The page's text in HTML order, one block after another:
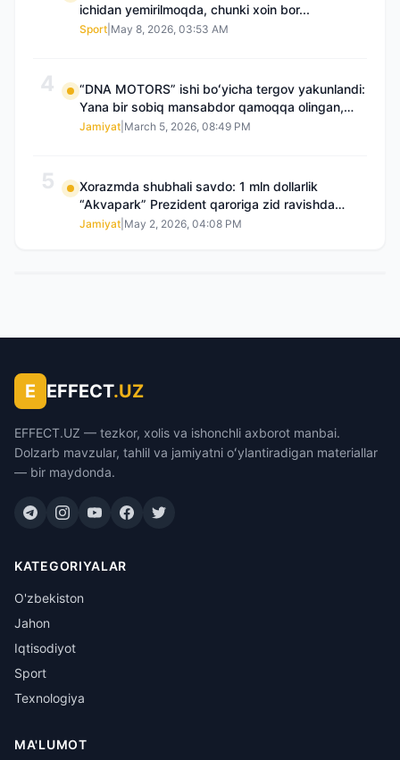
ichidan yemirilmoqda, chunki xoin bor...
Sport May 8, 2026, 03:53 AM
4
“DNA MOTORS” ishi boʻyicha tergov yakunlandi:
Yana bir sobiq mansabdor qamoqqa olingan,
Saidnazirxanovaning “zami” gʻoyib boʻlgan
Jamiyat March 5, 2026, 08:49 PM
5
Xorazmda shubhali savdo: 1 mln dollarlik
“Akvapark” Prezident qaroriga zid ravishda
sotilgani maʼlum boʻldi
Jamiyat May 2, 2026, 04:08 PM
E EFFECT.UZ
EFFECT.UZ — tezkor, xolis va ishonchli axborot manbai.
Dolzarb mavzular, tahlil va jamiyatni oʻylantiradigan materiallar
— bir maydonda.
KATEGORIYALAR
O'zbekiston
Jahon
Iqtisodiyot
Sport
Texnologiya
MA'LUMOT